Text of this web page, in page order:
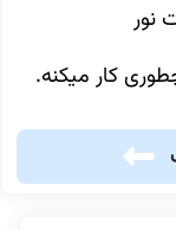
نور
کار میکنه.